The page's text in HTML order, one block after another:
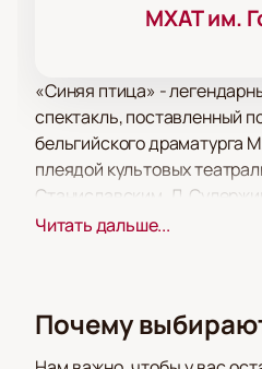
МХАТ им.
«Синяя птица» -
спектакль, поставленный
бельгийского драматурга
плеядой культовых
Станиславским, Л.
еще в начале прошлого
исполнилось уже 103 года.
Читать дальше...
Почему